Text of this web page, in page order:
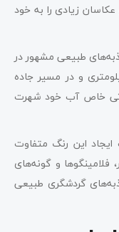
زیادی را به خود
طبیعی مشهور در
شهر است که در فاصله حدود ۱۵ کیلومتری و در مسیر جاده
خاص آب خود شهرت
این رنگ متفاوت
فلامینگوها و گونه‌های
گردشگری طبیعی